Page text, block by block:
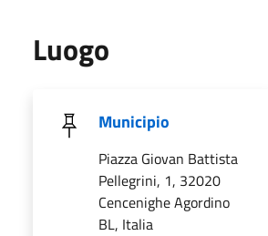
Luogo
Municipio
Piazza Giovan Battista
Pellegrini, 1, 32020
Cencenighe Agordino
BL, Italia